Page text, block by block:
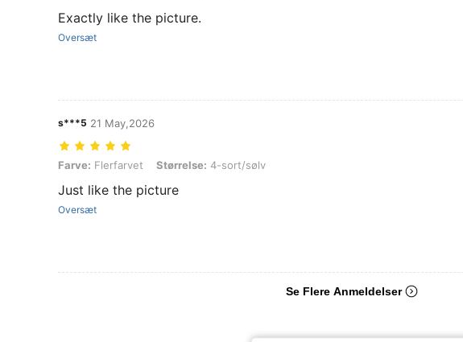
Exactly like the picture.
Oversæt
s***5 21 May,2026
Farve: Flerfarvet, Størrelse: 4-sort/sølv
Farve: Flerfarvet Størrelse: 4-sort/sølv
Just like the picture
Oversæt
Se Flere Anmeldelser